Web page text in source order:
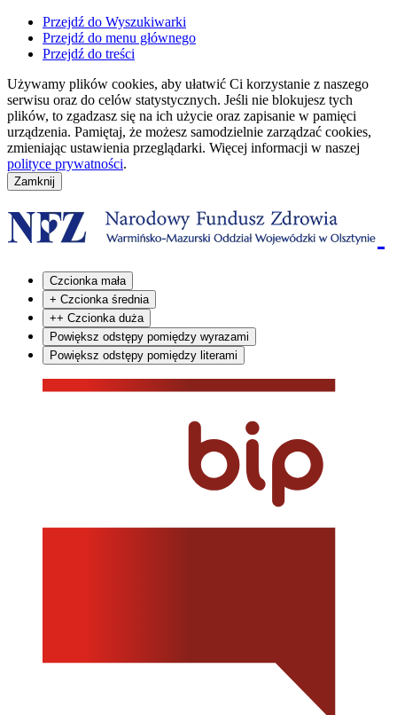
Przejdź do Wyszukiwarki
Przejdź do menu głównego
Przejdź do treści
Używamy plików cookies, aby ułatwić Ci korzystanie z naszego
serwisu oraz do celów statystycznych. Jeśli nie blokujesz tych
plików, to zgadzasz się na ich użycie oraz zapisanie w pamięci
urządzenia. Pamiętaj, że możesz samodzielnie zarządzać cookies,
zmieniając ustawienia przeglądarki. Więcej informacji w naszej
polityce prywatności.
Czcionka mała
+ Czcionka średnia
++ Czcionka duża
Powiększ odstępy pomiędzy wyrazami
Powiększ odstępy pomiędzy literami